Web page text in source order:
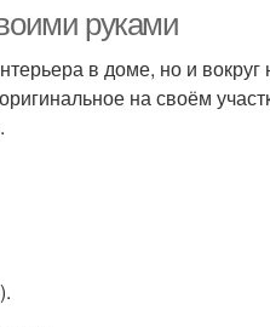
руками
в доме, но и вокруг
на своём